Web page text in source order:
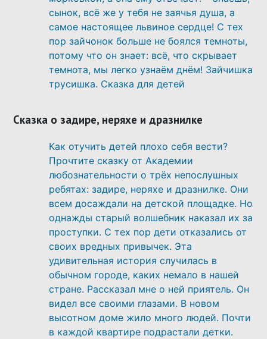
сынок, всё же у тебя не заячья душа, а
самое настоящее львиное сердце! С тех
пор зайчонок больше не боялся темноты,
потому что он знает: всё, что скрывает
темнота, мы легко узнаём днём! Зайчишка
трусишка. Сказка для детей
Сказка о задире, неряхе и дразнилке
Как отучить детей плохо себя вести?
Прочтите сказку от Академии
любознательности о трёх непослушных
ребятах: задире, неряхе и дразнилке. Они
всем досаждали на детской площадке. Но
однажды старый волшебник наказал их за
проступки. С тех пор дети отказались от
своих вредных привычек. Эта
удивительная история случилась в
обычном городе, каких немало в нашей
стране. Рассказал мне о ней приятель. Он
видел все своими глазами. В новом
высотном доме жило много людей. Почти
в каждой квартире подрастали детки.